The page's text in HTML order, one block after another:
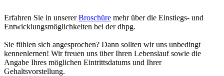
Erfahren Sie in unsererBroschüre mehr über die Einstiegs- und
Entwicklungsmöglichkeiten bei der dhpg.
Sie fühlen sich angesprochen? Dann sollten wir uns unbedingt
kennenlernen! Wir freuen uns über Ihren Lebenslauf sowie die
Angabe Ihres möglichen Eintrittsdatums und Ihrer
Gehaltsvorstellung.